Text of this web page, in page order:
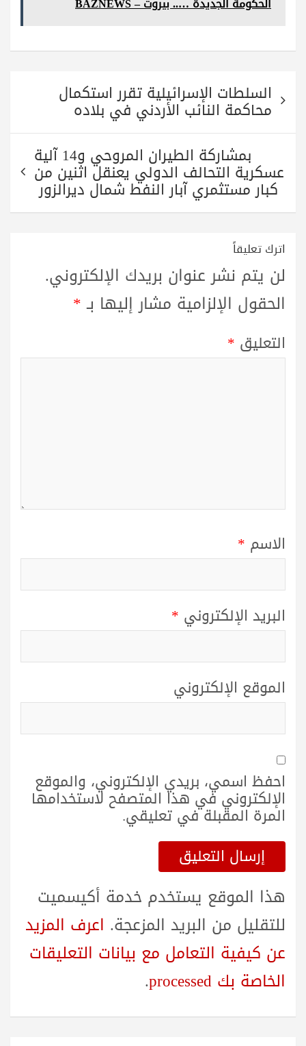
تصفّح
المقالات
السلطات الإسرائيلية تقرر استكمال
محاكمة النائب الأردني في بلاده
بمشاركة الطيران المروحي و14 آلية
عسكرية التحالف الدولي يعنقل اثنين من
كبار مستثمري آبار النفط شمال ديرالزور
اترك تعليقاً
لن يتم نشر عنوان بريدك الإلكتروني.
الحقول الإلزامية مشار إليها بـ*
التعليق *
الاسم *
البريد الإلكتروني *
الموقع الإلكتروني
احفظ اسمي، بريدي الإلكتروني، والموقع
الإلكتروني في هذا المتصفح لاستخدامها
المرة المقبلة في تعليقي.
هذا الموقع يستخدم خدمة أكيسميت
للتقليل من البريد المزعجة. اعرف المزيد
عن كيفية التعامل مع بيانات التعليقات
الخاصة بك processed
.